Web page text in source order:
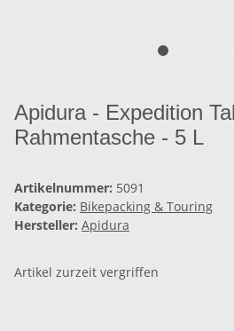
Apidura - Expedition
Rahmentasche - 5 L
Artikelnummer: 5091
Kategorie: Bikepacking & Touring
Hersteller: Apidura
Artikel zurzeit vergriffen